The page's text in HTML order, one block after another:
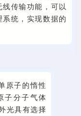
传输功能，可以
统，实现数据的
原子的惰性
子分子气体
光具有选择